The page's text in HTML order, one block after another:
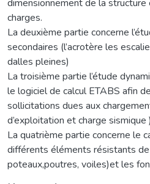
dimensionnement de la
charges.
La deuxième partie concerne
secondaires (l’acrotère les
dalles pleines)
La troisième partie l’étude
le logiciel de calcul ETABS afin
sollicitations dues aux
d’exploitation et charge sismique
La quatrième partie concerne le
différents éléments résistants
poteaux,poutres, voiles)et les